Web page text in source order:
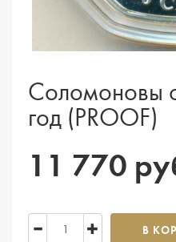
Соломоновы
год (PROOF)
11 770
В